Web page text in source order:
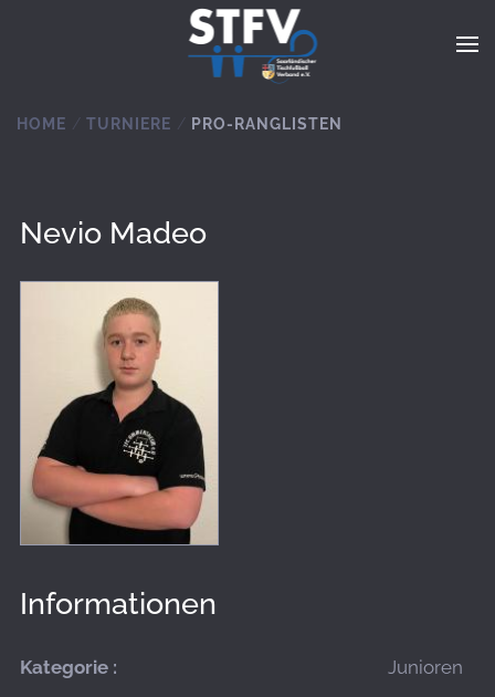
Zum Hauptinhalt springen
HOME TURNIERE PRO-RANGLISTEN
Nevio Madeo
Informationen
Kategorie : Junioren